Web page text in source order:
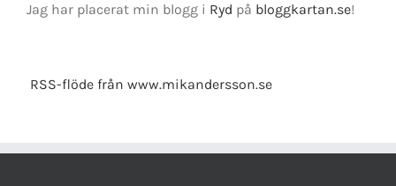
Jag har placerat min blogg i Ryd på bloggkartan.se!
RSS-flöde från www.mikandersson.se